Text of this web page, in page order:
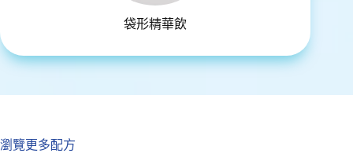
袋形精華飲
瀏覽更多配方